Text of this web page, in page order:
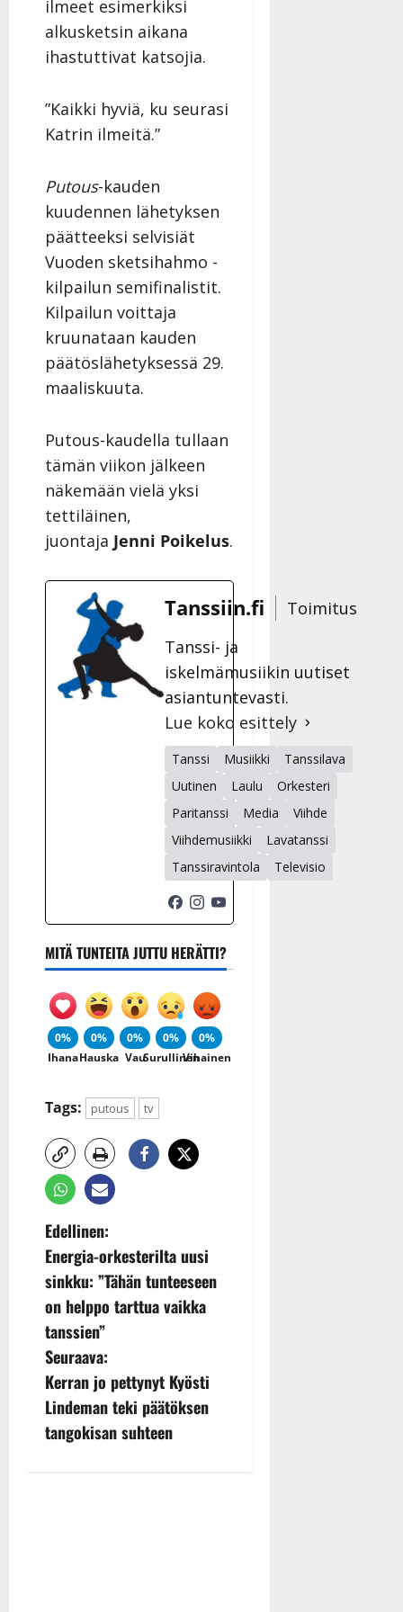
ilmeet esimerkiksi
alkusketsin aikana
ihastuttivat katsojia.
”Kaikki hyviä, ku seurasi
Katrin ilmeitä.”
Putous-kauden
kuudennen lähetyksen
päätteeksi selvisiät
Vuoden sketsihahmo -
kilpailun semifinalistit.
Kilpailun voittaja
kruunataan kauden
päätöslähetyksessä 29.
maaliskuuta.
Putous-kaudella tullaan
tämän viikon jälkeen
näkemään vielä yksi
tettiläinen,
juontaja Jenni Poikelus.
Tanssiin.fi
Toimitus
Tanssi- ja
iskelmämusiikin uutiset
asiantuntevasti.
Lue koko esittely
Tanssi Musiikki
Tanssilava
Uutinen
Laulu
Orkesteri
Paritanssi
Media
Viihde
Viihdemusiikki
Lavatanssi
Tanssiravintola
Televisio
MITÄ TUNTEITA JUTTU HERÄTTI?
0%
Ihana
0%
Hauska
0%
Vau
0%
Surullinen
0%
Vihainen
Tags: putous tv
P
o
s
t
n
a
Edellinen:
Energia-orkesterilta uusi
sinkku: ”Tähän tunteeseen
on helppo tarttua vaikka
tanssien”
Seuraava:
Kerran jo pettynyt Kyösti
Lindeman teki päätöksen
tangokisan suhteen